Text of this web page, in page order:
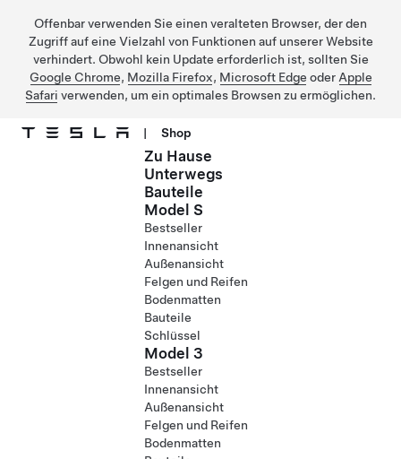
Offenbar verwenden Sie einen veralteten Browser, der den
Zugriff auf eine Vielzahl von Funktionen auf unserer Website
verhindert. Obwohl kein Update erforderlich ist, sollten Sie
Google Chrome, Mozilla Firefox, Microsoft Edge oder Apple
Safari verwenden, um ein optimales Browsen zu ermöglichen.
| Shop
Zu Hause
Unterwegs
Bauteile
Model S
Bestseller
Innenansicht
Außenansicht
Felgen und Reifen
Bodenmatten
Bauteile
Schlüssel
Model 3
Bestseller
Innenansicht
Außenansicht
Felgen und Reifen
Bodenmatten